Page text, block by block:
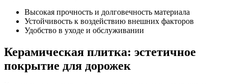
Высокая прочность и долговечность материала
Устойчивость к воздействию внешних факторов
Удобство в уходе и обслуживании
Керамическая плитка: эстетичное
покрытие для дорожек